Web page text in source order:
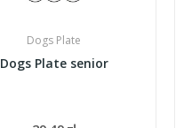
Dogs Plate
Dogs Plate senior